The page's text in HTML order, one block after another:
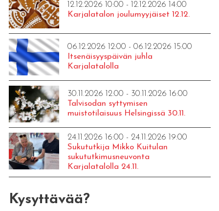
12.12.2026 10:00 - 12.12.2026 14:00
Karjalatalon joulumyyjäiset 12.12.
06.12.2026 12:00 - 06.12.2026 15:00
Itsenäisyyspäivän juhla
Karjalatalolla
30.11.2026 12:00 - 30.11.2026 16:00
Talvisodan syttymisen
muistotilaisuus Helsingissä 30.11.
24.11.2026 16:00 - 24.11.2026 19:00
Sukututkija Mikko Kuitulan
sukututkimusneuvonta
Karjalatalolla 24.11.
Kysyttävää?